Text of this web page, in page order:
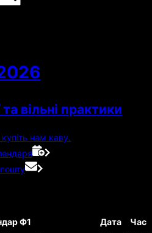
та вільні практики
нам каву.
Ф1 Дата
Час